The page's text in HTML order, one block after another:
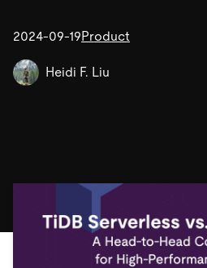
プラン
TiDB Cloud
フィンテック
運用インテリジェンスの活用
MySQLワークロードの近代化
Build GenAI Applications
ブログ
アーカイブ動画
PingCAP University
TiDB Labs
会社概要
規約類
ます。
開発者ガイド
2024-09-19Product
Heidi F. Liu